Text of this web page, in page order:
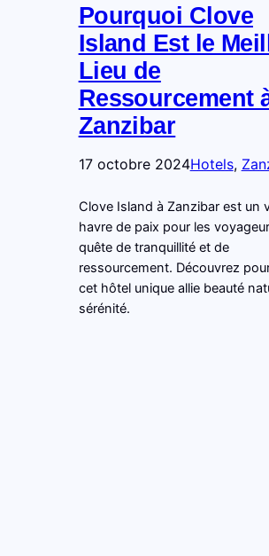
Pourquoi Clove
Island Est le
Lieu de
Ressourcement
Zanzibar
17 octobre 2024Hotels,
Clove Island à Zanzibar est un
havre de paix pour les
quête de tranquillité et de
ressourcement. Découvrez
cet hôtel unique allie beauté
sérénité.